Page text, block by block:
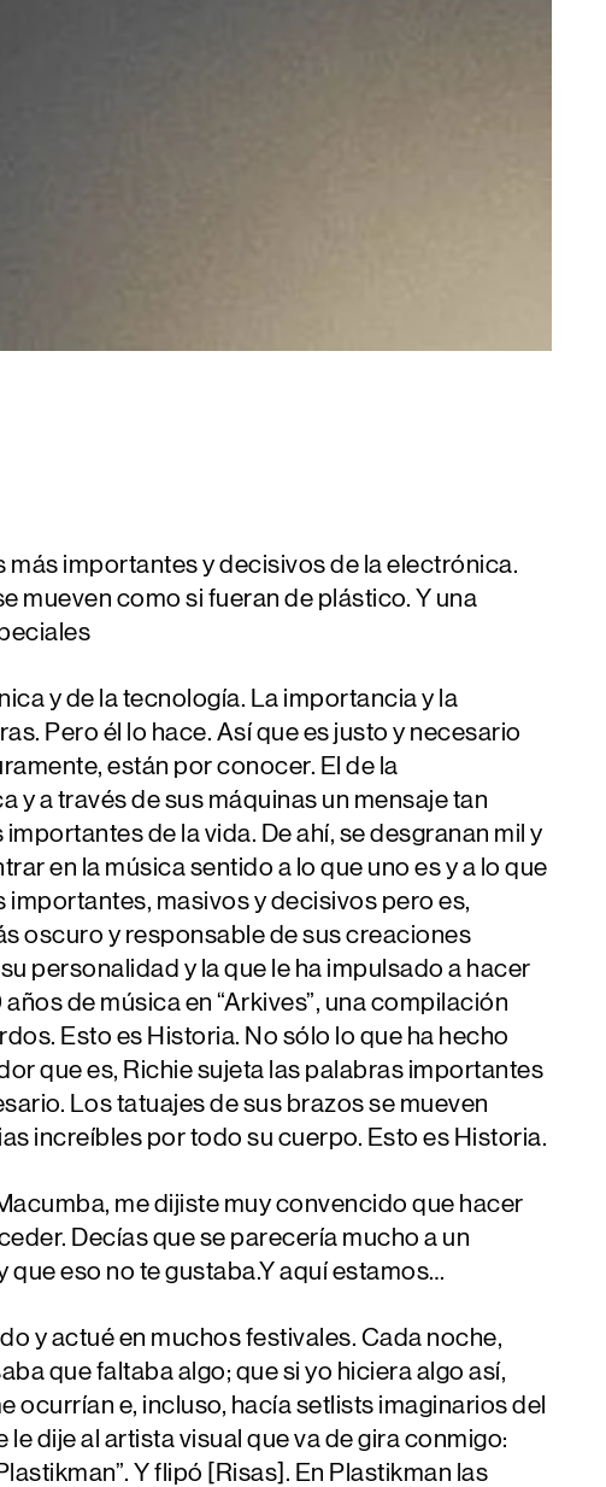
importantes y decisivos de la electrónica.
mueven como si fueran de plástico. Y una
y de la tecnología. La importancia y la
Pero él lo hace. Así que es justo y necesario
están por conocer. El de la
a través de sus máquinas un mensaje tan
de la vida. De ahí, se desgranan mil y
en la música sentido a lo que uno es y a lo que
importantes, masivos y decisivos pero es,
oscuro y responsable de sus creaciones
personalidad y la que le ha impulsado a hacer
de música en “Arkives”, una compilación
Esto es Historia. No sólo lo que ha hecho
que es, Richie sujeta las palabras importantes
Los tatuajes de sus brazos se mueven
increíbles por todo su cuerpo. Esto es Historia.
me dijiste muy convencido que hacer
Decías que se parecería mucho a un
eso no te gustaba.Y aquí estamos…
y actué en muchos festivales. Cada noche,
que faltaba algo; que si yo hiciera algo así,
ocurrían e, incluso, hacía setlists imaginarios del
dije al artista visual que va de gira conmigo:
Y flipó [Risas]. En Plastikman las